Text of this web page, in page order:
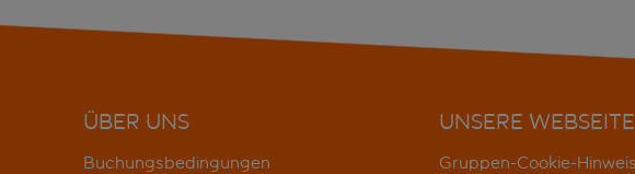
ÜBER UNS
Buchungsbedingungen
UNSERE WEBSEITE
Gruppen-Cookie-